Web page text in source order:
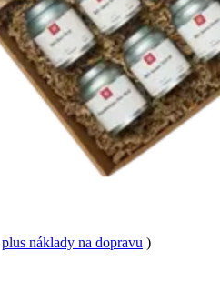
plus náklady na dopravu )